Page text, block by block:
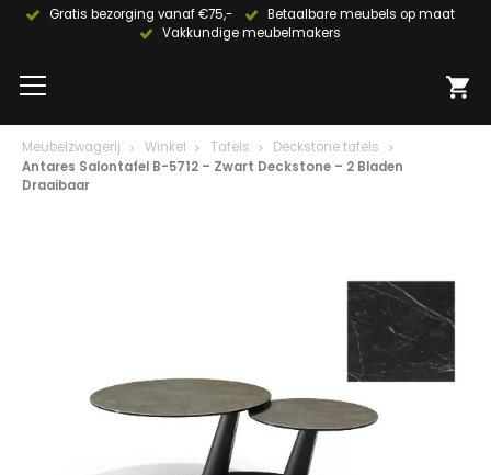
Gratis bezorging vanaf €75,-
Betaalbare meubels op maat
Vakkundige meubelmakers
Meubelzwagerij Winkel Tafels
Deckstone tafels
Antares Salontafel B-5712 – Zwart Deckstone – 2 Bladen
Draaibaar